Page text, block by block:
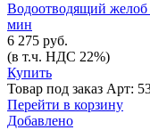
Водоотводящий желоб
мин
6 275 руб.
(в т.ч. НДС 22%)
Купить
Товар под заказ Арт:
Перейти в корзину
Добавлено